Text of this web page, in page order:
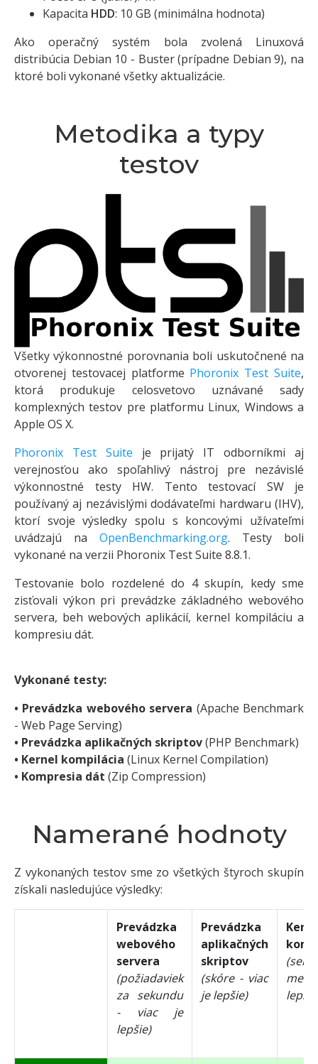
Kapacita HDD: 10 GB (minimálna hodnota)
Ako operačný systém bola zvolená Linuxová
distribúcia Debian 10 - Buster (prípadne Debian 9), na
ktoré boli vykonané všetky aktualizácie.
Metodika a typy
testov
Všetky výkonnostné porovnania boli uskutočnené na
otvorenej testovacej platforme Phoronix Test Suite,
ktorá produkuje celosvetovo uznávané sady
komplexných testov pre platformu Linux, Windows a
Apple OS X.
Phoronix Test Suite je prijatý IT odborníkmi aj
verejnosťou ako spoľahlivý nástroj pre nezávislé
výkonnostné testy HW. Tento testovací SW je
používaný aj nezávislými dodávateľmi hardwaru (IHV),
ktorí svoje výsledky spolu s koncovými užívateľmi
uvádzajú na OpenBenchmarking.org. Testy boli
vykonané na verzii Phoronix Test Suite 8.8.1.
Testovanie bolo rozdelené do 4 skupín, kedy sme
zisťovali výkon pri prevádzke základného webového
servera, beh webových aplikácií, kernel kompiláciu a
kompresiu dát.
Vykonané testy:
• Prevádzka webového servera (Apache Benchmark
- Web Page Serving)
• Prevádzka aplikačných skriptov(PHP Benchmark)
• Kernel kompilácia (Linux Kernel Compilation)
• Kompresia dát (Zip Compression)
Namerané hodnoty
Z vykonaných testov sme zo všetkých štyroch skupín
získali nasledujúce výsledky:
Prevádzka
webového
servera
(požiadaviek
za sekundu
- viac je
lepšie)
Prevádzka
aplikačných
skriptov
(skóre - viac
je lepšie)